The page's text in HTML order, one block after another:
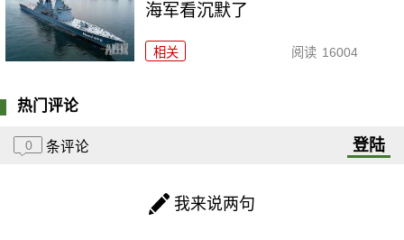
海军看沉默了
相关 阅读 16004
热门评论
0 条评论 登陆
我来说两句